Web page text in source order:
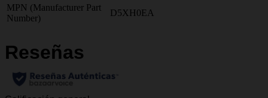
MPN (Manufacturer Part
Number)
D5XH0EA